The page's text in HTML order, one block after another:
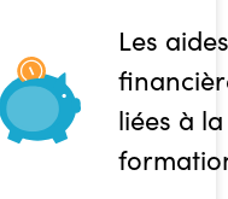
Les aides
liées à la